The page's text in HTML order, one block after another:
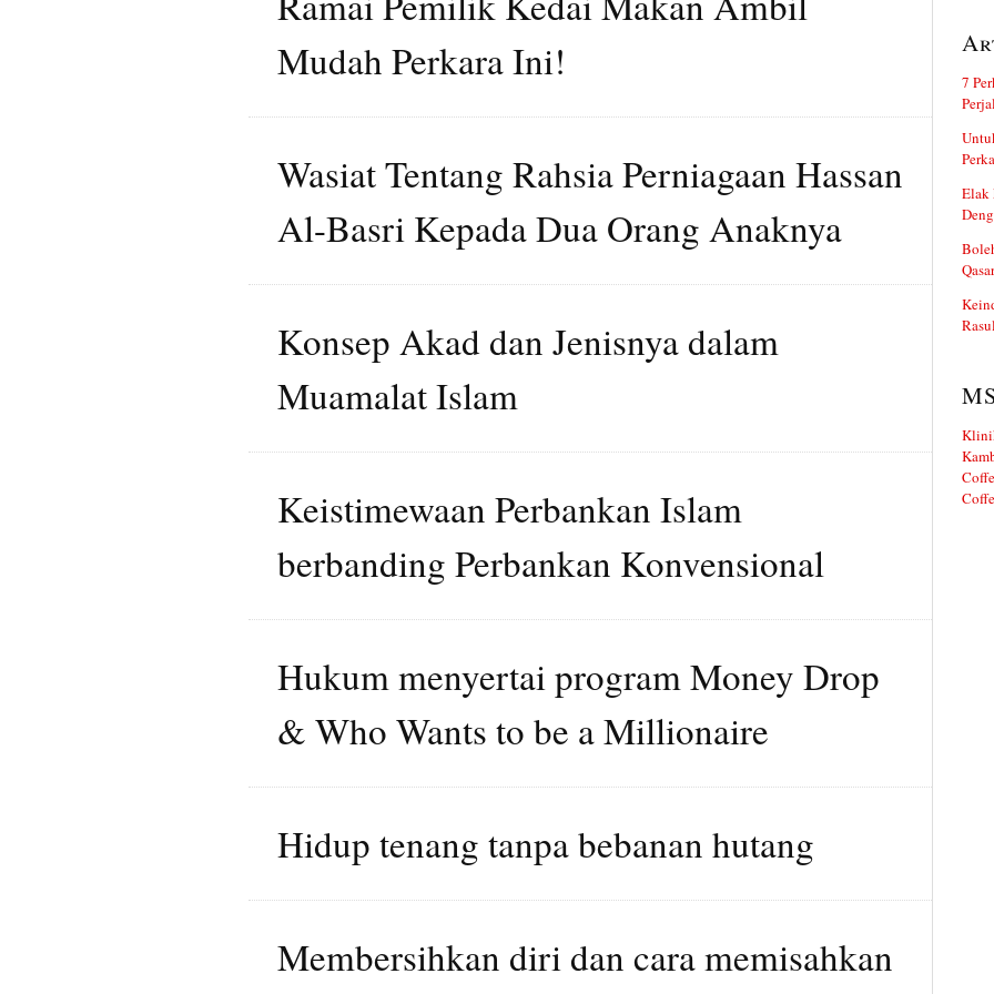
Mudah Perkara Ini!
Wasiat Tentang Rahsia Perniagaan Hassan
Al-Basri Kepada Dua Orang Anaknya
Konsep Akad dan Jenisnya dalam
Muamalat Islam
Keistimewaan Perbankan Islam
berbanding Perbankan Konvensional
Hukum menyertai program Money Drop
& Who Wants to be a Millionaire
Hidup tenang tanpa bebanan hutang
Membersihkan diri dan cara memisahkan
7
Elak